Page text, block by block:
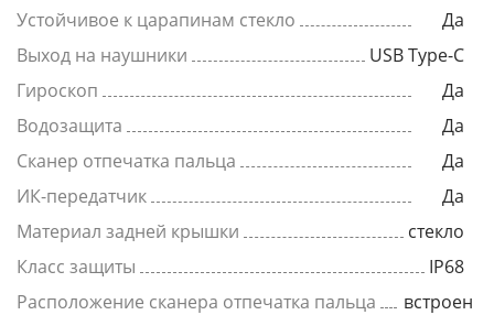
Устойчивое к царапинам стекло
Да
Выход на наушники
USB Type-C
Гироскоп
Да
Водозащита
Да
Сканер отпечатка пальца
Да
ИК-передатчик
Да
Материал задней крышки
стекло
Класс защиты
IP68
Расположение сканера отпечатка пальца
встроен